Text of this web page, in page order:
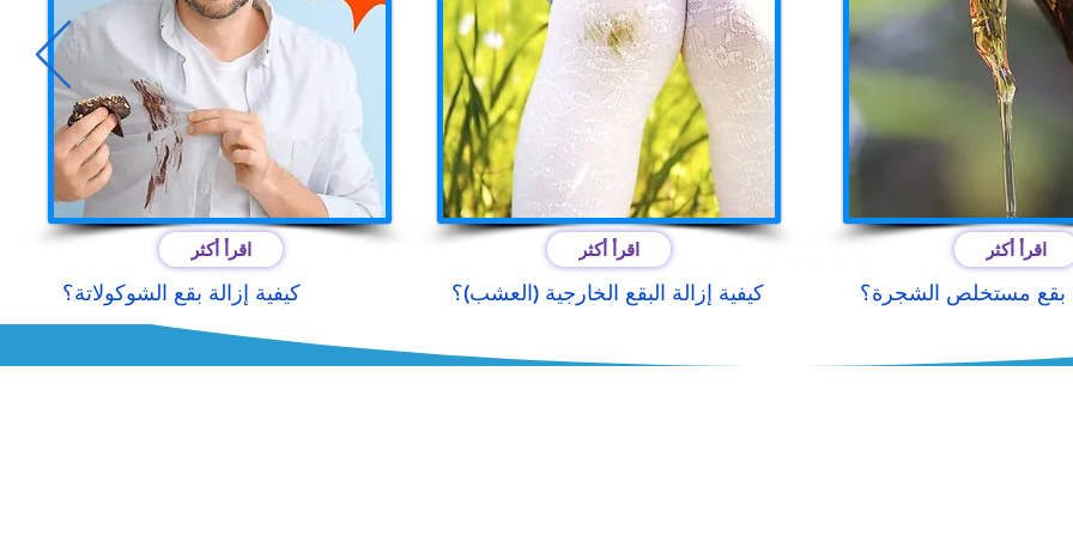
اقرأ أكثر
كيفية إزالة بقع الشوكولاتة؟
اقرأ أكثر
كيفية إزالة البقع الخارجية (العشب)؟
اقرأ أكثر
بقع مستخلص الشجرة؟